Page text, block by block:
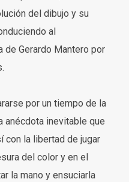
del dibujo y su
al
de Gerardo Mantero por
por un tiempo de la
anécdota inevitable que
con la libertad de jugar
del color y en el
la mano y ensuciarla